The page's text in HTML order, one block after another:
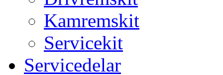
Kamremskit
Servicekit
Servicedelar